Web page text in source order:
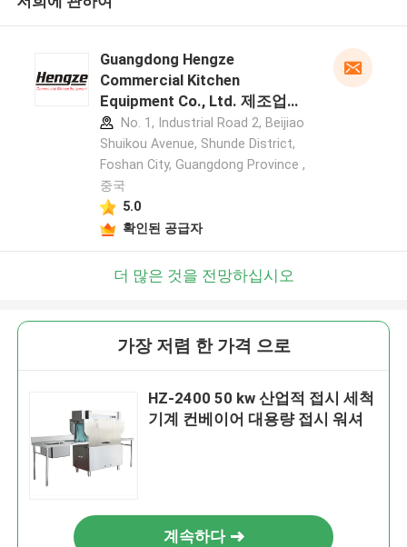
Guangdong Hengze
Commercial Kitchen
Equipment Co., Ltd. 제조업체
프로필No. 1, Industrial Road 2, Beijiao
Shuikou Avenue, Shunde District,
Foshan City, Guangdong Province ,
중국
5.0
확인된 공급자
더 많은 것을 전망하십시오
가장 저렴 한 가격 으로
HZ-2400 50 kw 산업적 접시 세척
기계 컨베이어 대용량 접시 워셔
계속하다